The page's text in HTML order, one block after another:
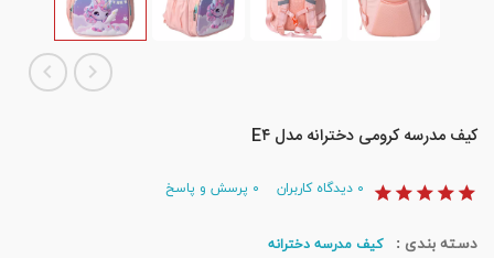
کیف مدرسه کرومی دخترانه مدل E۴
دیدگاه کاربران پرسش و پاسخ
دسته بندی : کیف مدرسه دخترانه